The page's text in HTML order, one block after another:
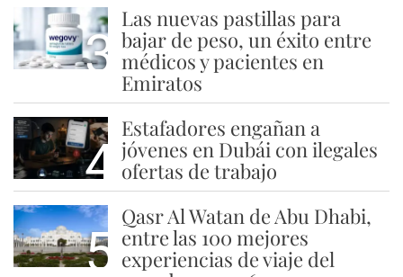
3
Las nuevas pastillas para
bajar de peso, un éxito entre
médicos y pacientes en
Emiratos
4
Estafadores engañan a
jóvenes en Dubái con ilegales
ofertas de trabajo
5
Qasr Al Watan de Abu Dhabi,
entre las 100 mejores
experiencias de viaje del